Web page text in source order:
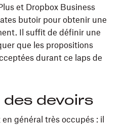
et Dropbox Business
butoir pour obtenir une
Il suffit de définir une
que les propositions
durant ce laps de
des devoirs
général très occupés : il